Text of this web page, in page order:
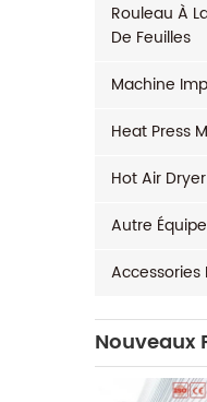
Rouleau À
De Feuilles
Machine
Heat Press
Hot Air
Autre
Accessories
Nouveaux